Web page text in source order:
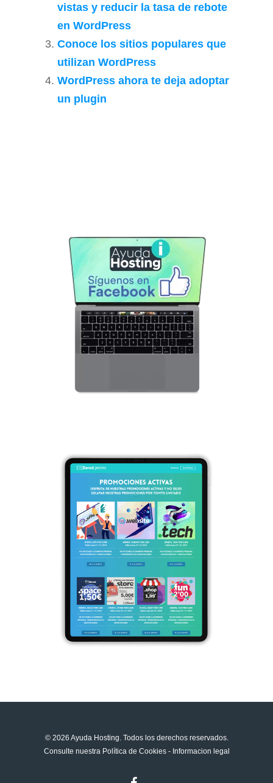
vistas y reducir la tasa de rebote
en WordPress
Conoce los sitios populares que
utilizan WordPress
WordPress ahora te deja adoptar
un plugin
© 2026 Ayuda Hosting. Todos los derechos reservados.
Consulte nuestra Política de Cookies- Informacion legal